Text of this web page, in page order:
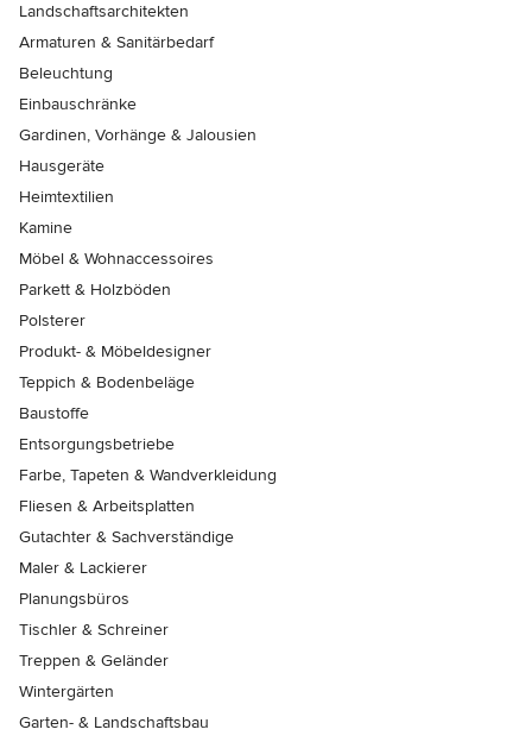
Landschaftsarchitekten
Armaturen & Sanitärbedarf
Beleuchtung
Einbauschränke
Gardinen, Vorhänge & Jalousien
Hausgeräte
Heimtextilien
Kamine
Möbel & Wohnaccessoires
Parkett & Holzböden
Polsterer
Produkt- & Möbeldesigner
Teppich & Bodenbeläge
Baustoffe
Entsorgungsbetriebe
Farbe, Tapeten & Wandverkleidung
Fliesen & Arbeitsplatten
Gutachter & Sachverständige
Maler & Lackierer
Planungsbüros
Tischler & Schreiner
Treppen & Geländer
Wintergärten
Garten- & Landschaftsbau